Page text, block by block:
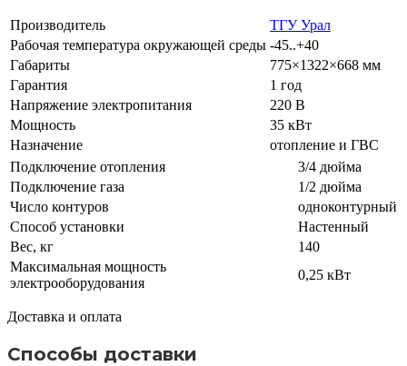
Производитель
ТГУ Урал
Рабочая температура окружающей среды -45..+40
Габариты
775×1322×668 мм
Гарантия
1 год
Напряжение электропитания
220 В
Мощность
35 кВт
Назначение
отопление и ГВС
Подключение отопления
3/4 дюйма
Подключение газа
1/2 дюйма
Число контуров
одноконтурный
Способ установки
Настенный
Вес, кг
140
Максимальная мощность
электрооборудования
0,25 кВт
Доставка и оплата
Способы доставки